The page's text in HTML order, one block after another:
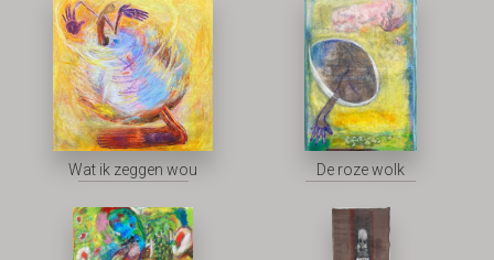
Wat ik zeggen wou De roze wolk